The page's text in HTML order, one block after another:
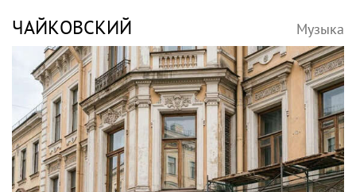
ЧАЙКОВСКИЙ Музыка